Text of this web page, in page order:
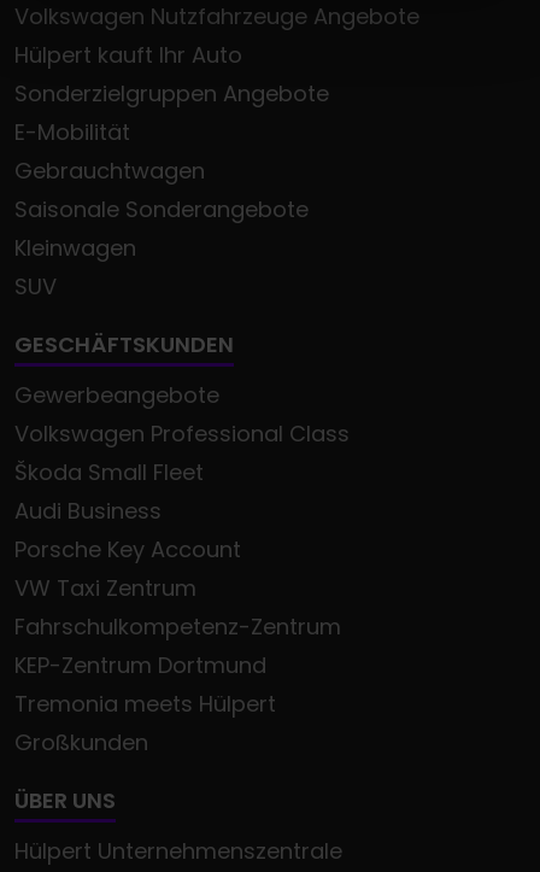
Volkswagen Nutzfahrzeuge Angebote
Hülpert kauft Ihr Auto
Sonderzielgruppen Angebote
E-Mobilität
Gebrauchtwagen
Saisonale Sonderangebote
Kleinwagen
SUV
GESCHÄFTSKUNDEN
Gewerbeangebote
Volkswagen Professional Class
Škoda Small Fleet
Audi Business
Porsche Key Account
VW Taxi Zentrum
Fahrschulkompetenz-Zentrum
KEP-Zentrum Dortmund
Tremonia meets Hülpert
Großkunden
ÜBER UNS
Hülpert Unternehmenszentrale